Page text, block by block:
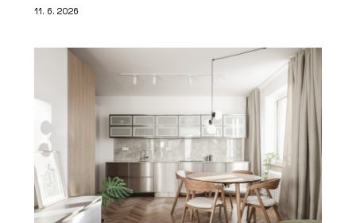
11. 6. 2026